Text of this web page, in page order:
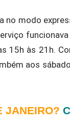
no modo
15h às 21h.
aos
JANEIRO?